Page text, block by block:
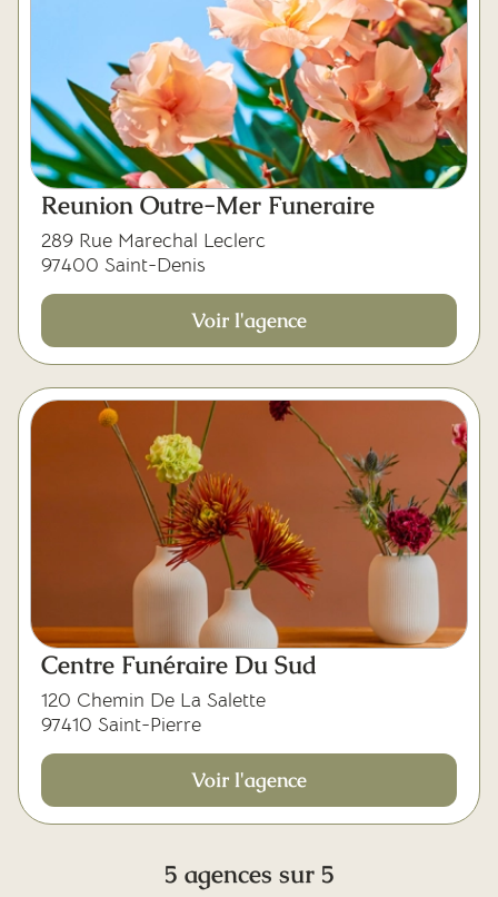
Reunion Outre-Mer Funeraire
289 Rue Marechal Leclerc
97400 Saint-Denis
Voir l'agence
Centre Funéraire Du Sud
120 Chemin De La Salette
97410 Saint-Pierre
Voir l'agence
5 agences sur 5